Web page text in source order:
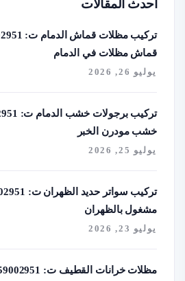
أحدث المقالات
قماش مظلات في الدمام
يوليو 26, 2026
خشب مودرن الخبر
يوليو 25, 2026
مشغول بالظهران
يوليو 23, 2026